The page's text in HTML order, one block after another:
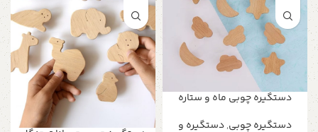
دستگیره چوبی ماه و ستاره
دستگیره‌ چوبی,دستگیره و